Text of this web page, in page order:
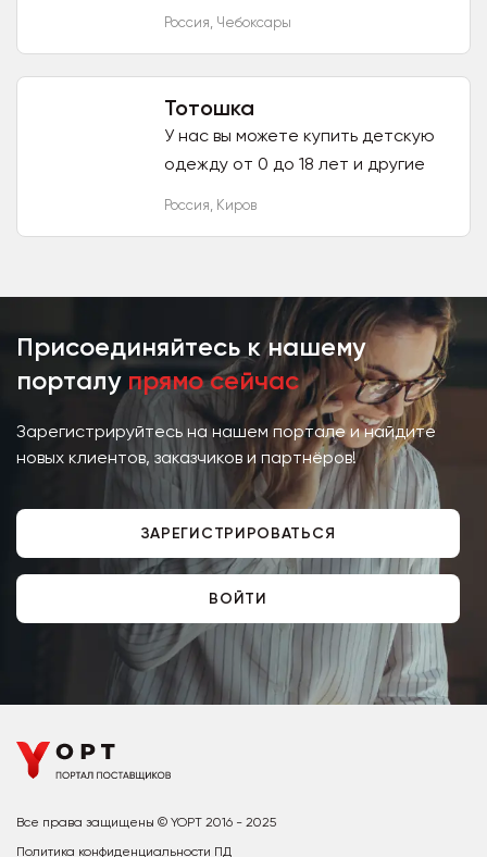
цикла: от разработки эскизов до
Россия, Чебоксары
Тотошка
У нас вы можете купить детскую
одежду от 0 до 18 лет и другие
доступным ценам. Новые
Россия, Киров
Присоединяйтесь к нашему
порталу прямо сейчас
Зарегистрируйтесь на нашем портале и найдите
новых клиентов, заказчиков и партнёров!
ЗАРЕГИСТРИРОВАТЬСЯ
ВОЙТИ
Все права защищены © YOPT 2016 - 2025
Политика конфиденциальности ПД